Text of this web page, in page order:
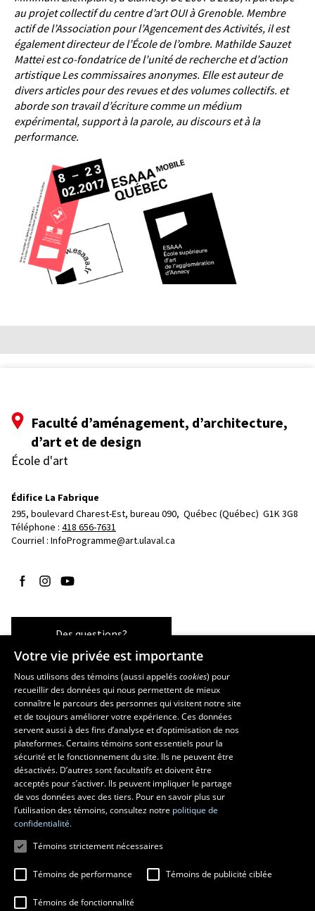
au projet collectif du centre d’art OUI à Grenoble. Membre
actif de l’Association pour l’Agencement des Activités, il est
également directeur de l’École de l’ombre. Mathilde Sauzet
Mattei est co-fondatrice de l’unité de recherche et d’action
artistique Les commissaires anonymes. Elle est auteur de
divers articles pour des revues et des volumes collectifs. et
aborde son travail d’écriture comme un médium
expérimental, support à la parole, au discours et à la
performance.
Faculté d’aménagement, d’architecture,
d’art et de design
École d'art
Édifice La Fabrique
295, boulevard Charest-Est, bureau 090, Québec (Québec)  G1K 3G8
Téléphone : 418 656-7631
Courriel : InfoProgramme@art.ulaval.ca
Suivez-nous sur Facebook
Suivez-nous sur Instagram
Suivez-nous sur YouTube
Des questions?
Les écoles et la recherche
École supérieure d’aménagement du territoire et de développement
régional
École d’architecture
École de design
Centre de recherche en aménagement et développement
Votre vie privée est importante
Nous utilisons des témoins (aussi appeléscookies) pour
recueillir des données qui nous permettent de mieux
connaître le parcours des personnes qui visitent notre site
et de toujours améliorer votre expérience. Ces données
servent aussi à des fins d’analyse et d’optimisation de nos
plateformes. Certains témoins sont essentiels pour la
sécurité et le fonctionnement du site. Ils ne peuvent être
désactivés. D’autres sont facultatifs et doivent être
acceptés pour s’activer. Ils peuvent impliquer le partage
de vos données avec des tiers. Pour en savoir plus sur
l’utilisation des témoins, consultez notre politique de
confidentialité.
Témoins strictement nécessaires
Témoins de performance Témoins de publicité ciblée
Témoins de fonctionnalité